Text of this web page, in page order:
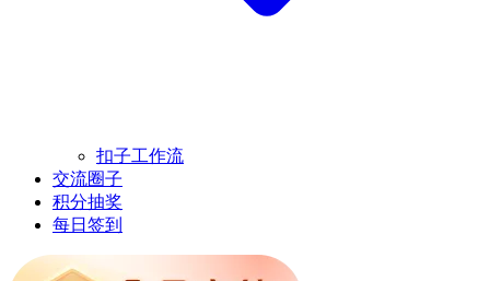
扣子工作流
交流圈子
积分抽奖
每日签到